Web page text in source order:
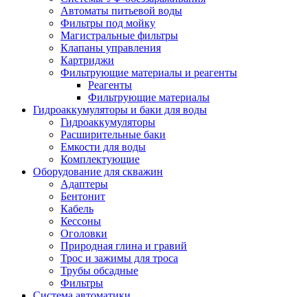
Автоматы питьевой воды
Фильтры под мойку
Магистральные фильтры
Клапаны управления
Картриджи
Фильтрующие материалы и реагенты
Реагенты
Фильтрующие материалы
Гидроаккумуляторы и баки для воды
Гидроаккумуляторы
Расширительные баки
Емкости для воды
Комплектующие
Оборудование для скважин
Адаптеры
Бентонит
Кабель
Кессоны
Оголовки
Природная глина и гравий
Трос и зажимы для троса
Трубы обсадные
Фильтры